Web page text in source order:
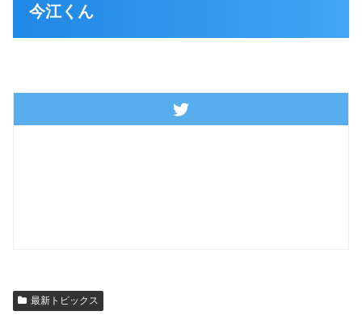
今江くん
最新トピックス